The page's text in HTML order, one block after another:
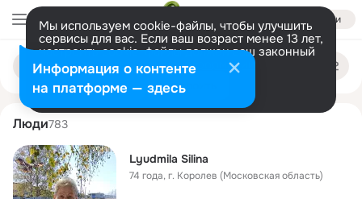
Войти
Мы используем cookie-файлы, чтобы улучшить
сервисы для вас. Если ваш возраст менее 13 лет,
настроить cookie-файлы должен ваш законный
представитель. Больше информации
Разрешить все Настроить
Поиск
людям
lyudmila silina
Люди783
Lyudmila Silina
74 года,г. Королев (Московская область)
Информация о контенте
на платформе — здесь